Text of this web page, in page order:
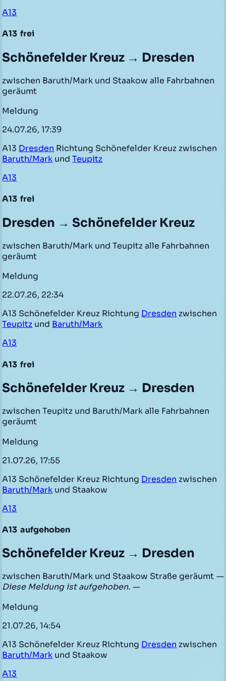
A13
A13 frei
Schönefelder Kreuz → Dresden
zwischen Baruth/Mark und Staakow alle Fahrbahnen
geräumt
Meldung
24.07.26, 17:39
A13 Dresden Richtung Schönefelder Kreuz zwischen
Baruth/Mark undTeupitz
A13
A13 frei
Dresden → Schönefelder Kreuz
zwischen Baruth/Mark und Teupitz alle Fahrbahnen
geräumt
Meldung
22.07.26, 22:34
A13 Schönefelder Kreuz Richtung Dresden zwischen
Teupitz und Baruth/Mark
A13
A13 frei
Schönefelder Kreuz → Dresden
zwischen Teupitz und Baruth/Mark alle Fahrbahnen
geräumt
Meldung
21.07.26, 17:55
A13 Schönefelder Kreuz Richtung Dresden zwischen
Baruth/Mark und Staakow
A13
A13 aufgehoben
Schönefelder Kreuz → Dresden
zwischen Baruth/Mark und Staakow Straße geräumt —
Diese Meldung ist aufgehoben. —
Meldung
21.07.26, 14:54
A13 Schönefelder Kreuz Richtung Dresden zwischen
Baruth/Mark und Staakow
A13